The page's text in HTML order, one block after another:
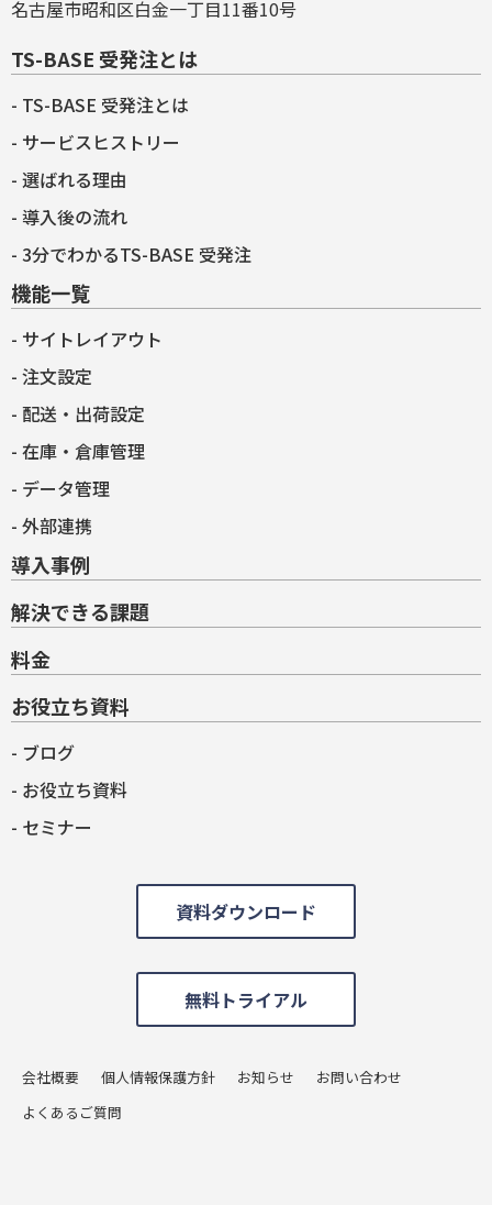
名古屋市昭和区白金一丁目11番10号
TS-BASE 受発注とは
TS-BASE 受発注とは
サービスヒストリー
選ばれる理由
導入後の流れ
3分でわかるTS-BASE 受発注
機能一覧
サイトレイアウト
注文設定
配送・出荷設定
在庫・倉庫管理
データ管理
外部連携
導入事例
解決できる課題
料金
お役立ち資料
ブログ
お役立ち資料
セミナー
資料ダウンロード
無料トライアル
会社概要 個人情報保護方針 お知らせ
お問い合わせ
よくあるご質問